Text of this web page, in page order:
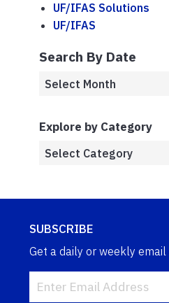
UF/IFAS Solutions
UF/IFAS
Search By Date
Explore by Category
SUBSCRIBE
Get a daily or weekly email